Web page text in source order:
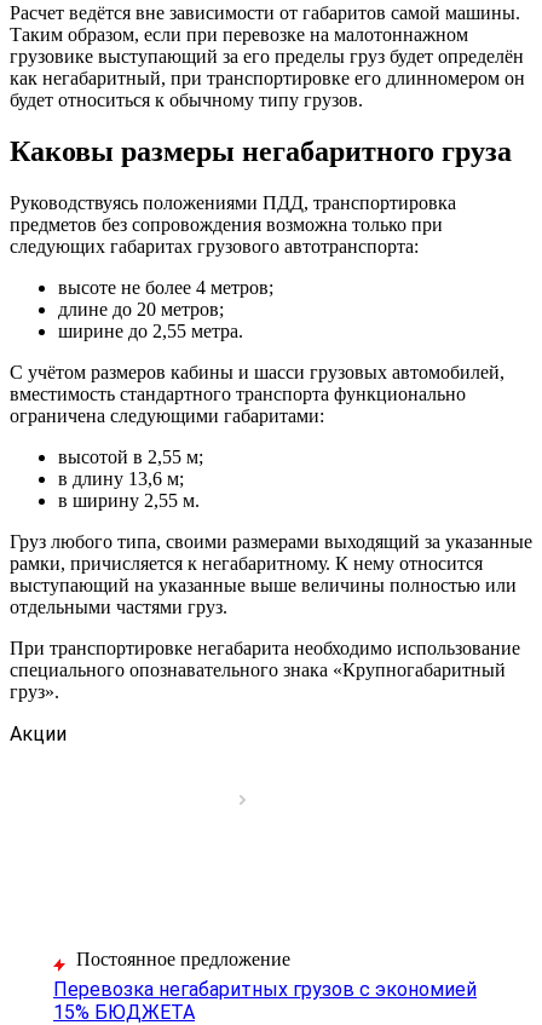
Расчет ведётся вне зависимости от габаритов самой машины.
Таким образом, если при перевозке на малотоннажном
грузовике выступающий за его пределы груз будет определён
как негабаритный, при транспортировке его длинномером он
будет относиться к обычному типу грузов.
Каковы размеры негабаритного груза
Руководствуясь положениями ПДД, транспортировка
предметов без сопровождения возможна только при
следующих габаритах грузового автотранспорта:
высоте не более 4 метров;
длине до 20 метров;
ширине до 2,55 метра.
С учётом размеров кабины и шасси грузовых автомобилей,
вместимость стандартного транспорта функционально
ограничена следующими габаритами:
высотой в 2,55 м;
в длину 13,6 м;
в ширину 2,55 м.
Груз любого типа, своими размерами выходящий за указанные
рамки, причисляется к негабаритному. К нему относится
выступающий на указанные выше величины полностью или
отдельными частями груз.
При транспортировке негабарита необходимо использование
специального опознавательного знака «Крупногабаритный
груз».
Акции
Постоянное предложение
Перевозка негабаритных грузов с экономией
15% БЮДЖЕТА